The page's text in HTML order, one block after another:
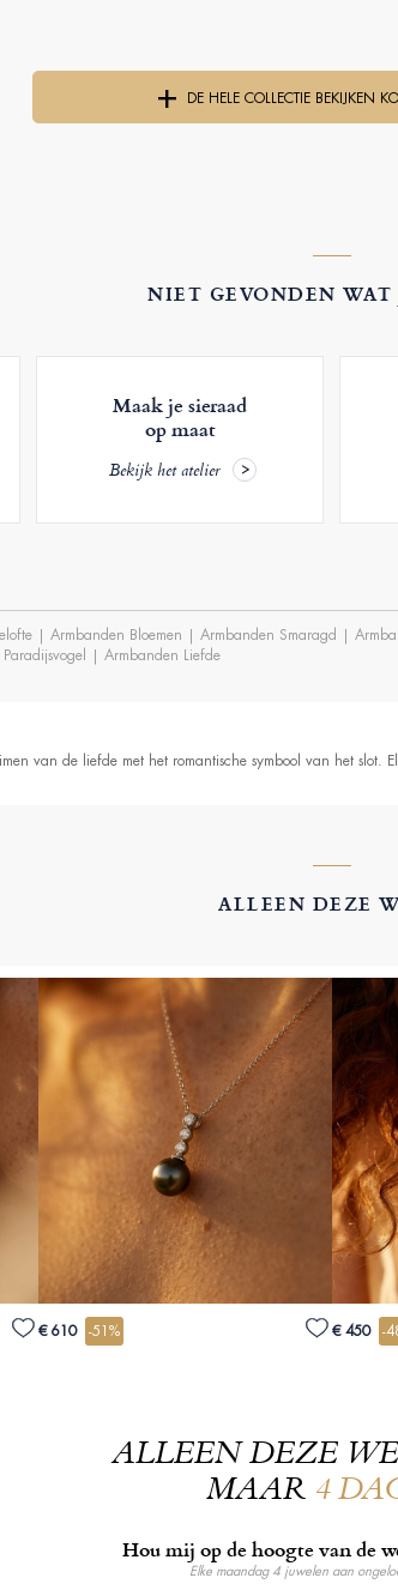
DE HELE COLLECTIE BEKIJKEN
NIET GEVONDEN WAT
Maak je sieraad
op maat
Bekijk het atelier
| Armbanden Bloemen | Armbanden Smaragd |
| Armbanden Liefde
van de liefde met het romantische symbool van het
ALLEEN DEZE
€ 610 -51% € 450 -
ALLEEN DEZE
MAAR 4
Hou mij op de hoogte van de
Elke maandag 4 juwelen aan